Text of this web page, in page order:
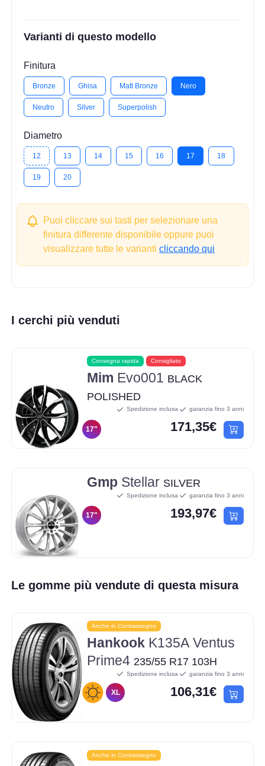
Varianti di questo modello
Finitura
Bronze Ghisa Matt Bronze Nero
Neutro Silver Superpolish
Diametro
12 13 14 15 16 17 18
19 20
Puoi cliccare sui tasti per selezionare una
finitura differente disponibile oppure puoi
visualizzare tutte le varianticliccando qui
I cerchi più venduti
Consegna rapida Consigliato
Mim Evo001 BLACK
POLISHED
17"
Spedizione inclusa garanzia fino 3 anni
171,35€
Gmp Stellar SILVER
17"
Spedizione inclusa garanzia fino 3 anni
193,97€
Le gomme più vendute di questa misura
Anche in Contrassegno
Hankook K135A Ventus
Prime4 235/55 R17 103H
XL
Spedizione inclusa garanzia fino 3 anni
106,31€
Anche in Contrassegno